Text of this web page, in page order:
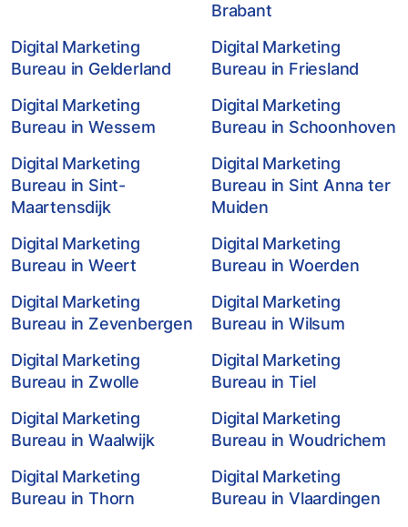
Brabant
Digital Marketing
Bureau in Gelderland
Digital Marketing
Bureau in Friesland
Digital Marketing
Bureau in Wessem
Digital Marketing
Bureau in Schoonhoven
Digital Marketing
Bureau in Sint-
Maartensdijk
Digital Marketing
Bureau in Sint Anna ter
Muiden
Digital Marketing
Bureau in Weert
Digital Marketing
Bureau in Woerden
Digital Marketing
Bureau in Zevenbergen
Digital Marketing
Bureau in Wilsum
Digital Marketing
Bureau in Zwolle
Digital Marketing
Bureau in Tiel
Digital Marketing
Bureau in Waalwijk
Digital Marketing
Bureau in Woudrichem
Digital Marketing
Bureau in Thorn
Digital Marketing
Bureau in Vlaardingen